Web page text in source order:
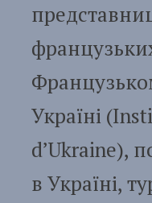
Україні
d’Ukraine),
в Україні,